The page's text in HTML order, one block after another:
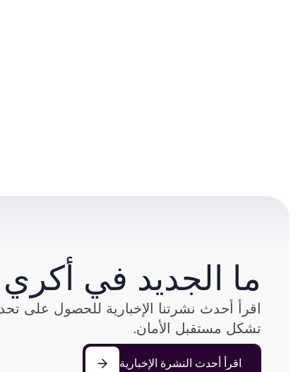
ما الجديد في
اقرأ أحدث نشرتنا الإخبارية للحصول على
تشكل مستقبل الأمان.
اقرأ أحدث النشرة الإخبارية